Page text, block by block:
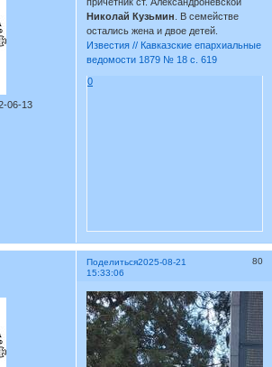
06-13
Николай Кузьмин . В семействе
остались жена и двое детей.
Известия // Кавказские епархиальные
ведомости 1879 № 18 с. 619
0
Поделиться 80
2025-08-21
15:33:06